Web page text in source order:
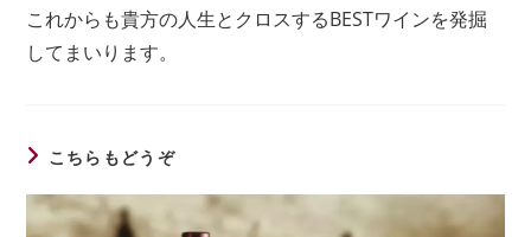
これからも貴方の人生とクロスするBESTワインを発掘
してまいります。
こちらもどうぞ